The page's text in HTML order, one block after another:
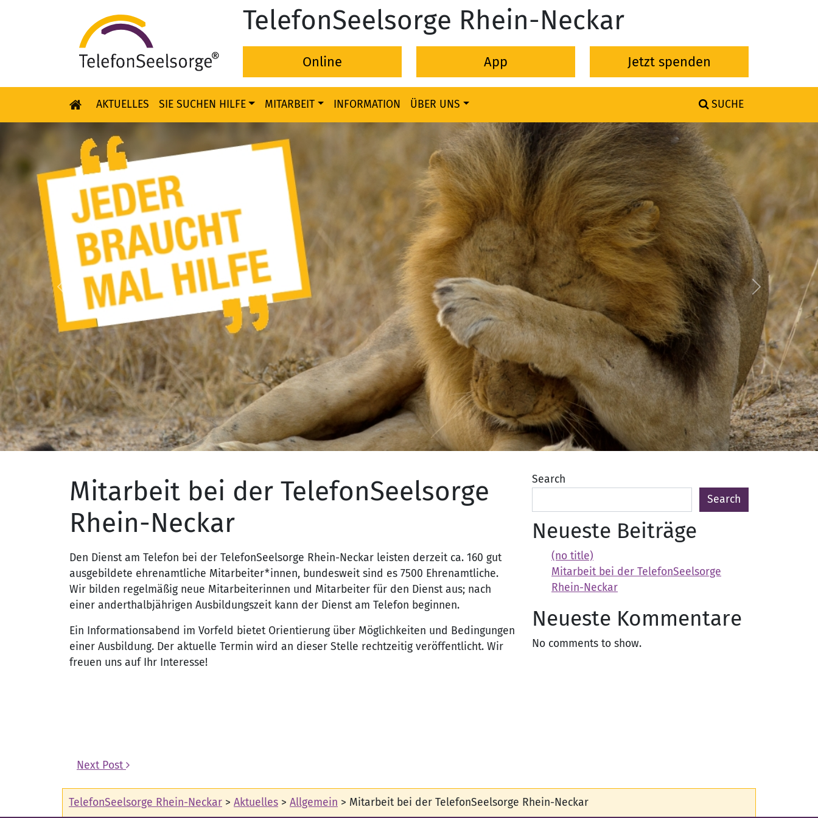
TelefonSeelsorge Rhein-Neckar
Online App Jetzt spenden
Skip to content
AKTUELLES SIE SUCHEN HILFE MITARBEIT INFORMATION ÜBER UNS SUCHE
Previous Next
Mitarbeit bei der TelefonSeelsorge
Rhein-Neckar
Den Dienst am Telefon bei der TelefonSeelsorge Rhein-Neckar leisten derzeit ca. 160 gut
ausgebildete ehrenamtliche Mitarbeiter*innen, bundesweit sind es 7500 Ehrenamtliche.
Wir bilden regelmäßig neue Mitarbeiterinnen und Mitarbeiter für den Dienst aus; nach
einer anderthalbjährigen Ausbildungszeit kann der Dienst am Telefon beginnen.
Ein Informationsabend im Vorfeld bietet Orientierung über Möglichkeiten und Bedingungen
einer Ausbildung. Der aktuelle Termin wird an dieser Stelle rechtzeitig veröffentlicht. Wir
freuen uns auf Ihr Interesse!
Post navigation
Next Post
Search
Search
Neueste Beiträge
(no title)
Mitarbeit bei der TelefonSeelsorge
Rhein-Neckar
Neueste Kommentare
No comments to show.
TelefonSeelsorge Rhein-Neckar > Aktuelles > Allgemein > Mitarbeit bei der TelefonSeelsorge Rhein-Neckar